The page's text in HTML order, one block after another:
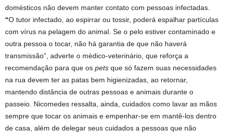
domésticos não devem manter contato com pessoas infectadas.
“O tutor infectado, ao espirrar ou tossir, poderá espalhar partículas
com vírus na pelagem do animal. Se o pelo estiver contaminado e
outra pessoa o tocar, não há garantia de que não haverá
transmissão”, adverte o médico-veterinário, que reforça a
recomendação para que os pets que só fazem suas necessidades
na rua devem ter as patas bem higienizadas, ao retornar,
mantendo distância de outras pessoas e animais durante o
passeio. Nicomedes ressalta, ainda, cuidados como lavar as mãos
sempre que tocar os animais e empenhar-se em mantê-los dentro
de casa, além de delegar seus cuidados a pessoas que não